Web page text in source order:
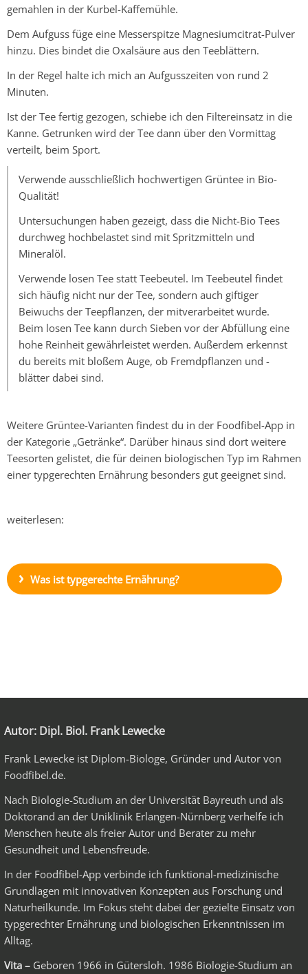
gemahlen in der Kurbel-Kaffemühle.
Dem Aufguss füge eine Messerspitze Magnesiumcitrat-Pulver
hinzu. Dies bindet die Oxalsäure aus den Teeblättern.
In der Regel halte ich mich an Aufgusszeiten von rund 2
Minuten.
Ist der Tee fertig gezogen, schiebe ich den Filtereinsatz in die
Kanne. Getrunken wird der Tee dann über den Vormittag
verteilt, beim Sport.
Verwende ausschließlich hochwertigen Grüntee in Bio-
Qualität!
Untersuchungen haben gezeigt, dass die Nicht-Bio Tees
durchweg hochbelastet sind mit Spritzmitteln und
Mineralöl.
Verwende losen Tee statt Teebeutel. Im Teebeutel findet
sich häufig nicht nur der Tee, sondern auch giftiger
Beiwuchs der Teepflanzen, der mitverarbeitet wurde.
Beim losen Tee kann durch Sieben vor der Abfüllung eine
hohe Reinheit gewährleistet werden. Außerdem erkennst
du bereits mit bloßem Auge, ob Fremdpflanzen und -
blätter dabei sind.
Weitere Grüntee-Varianten findest du in der Foodfibel-App in
der Kategorie „Getränke“. Darüber hinaus sind dort weitere
Teesorten gelistet, die für deinen biologischen Typ im Rahmen
einer typgerechten Ernährung besonders gut geeignet sind.
weiterlesen:
Was ist typgerechte Ernährung?
Autor: Dipl. Biol. Frank Lewecke
Frank Lewecke ist Diplom-Biologe, Gründer und Autor von
Foodfibel.de.
Nach Biologie-Studium an der Universität Bayreuth und als
Doktorand an der Uniklinik Erlangen-Nürnberg verhelfe ich
Menschen heute als freier Autor und Berater zu mehr
Gesundheit und Lebensfreude.
In der Foodfibel-App verbinde ich funktional-medizinische
Grundlagen mit innovativen Konzepten aus Forschung und
Naturheilkunde. Im Fokus steht dabei der gezielte Einsatz von
typgerechter Ernährung und biologischen Erkenntnissen im
Alltag.
Vita – Geboren 1966 in Gütersloh. 1986 Biologie-Studium an